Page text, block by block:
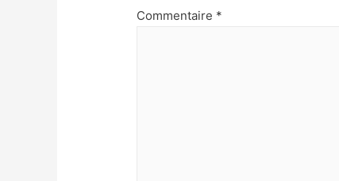
Commentaire *